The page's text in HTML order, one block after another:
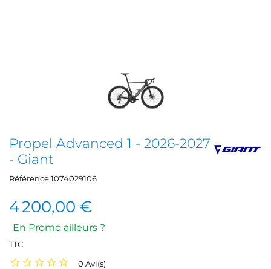
Propel Advanced 1 - 2026-2027
- Giant
Référence1074029106
4 200,00 €
En Promo ailleurs ?
TTC
0 Avi(s)